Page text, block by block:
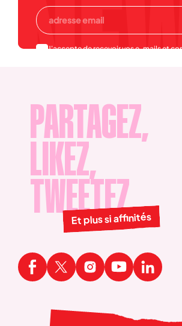
J'accepte de recevoir vos e-mails et
PARTAGEZ,
LIKEZ,
TWEETEZ
Et plus si affinités